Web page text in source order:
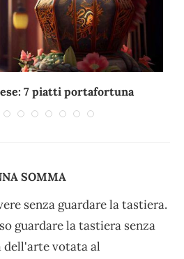
7 piatti portafortuna
SOMMA
senza guardare la tastiera.
guardare la tastiera senza
dell'arte votata al